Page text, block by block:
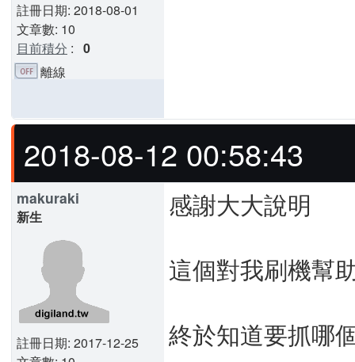
註冊日期: 2018-08-01
文章數: 10
目前積分 : 0
離線
2018-08-12 00:58:43
makuraki
新生
註冊日期: 2017-12-25
感謝大大說明
這個對我刷機幫
終於知道要抓哪